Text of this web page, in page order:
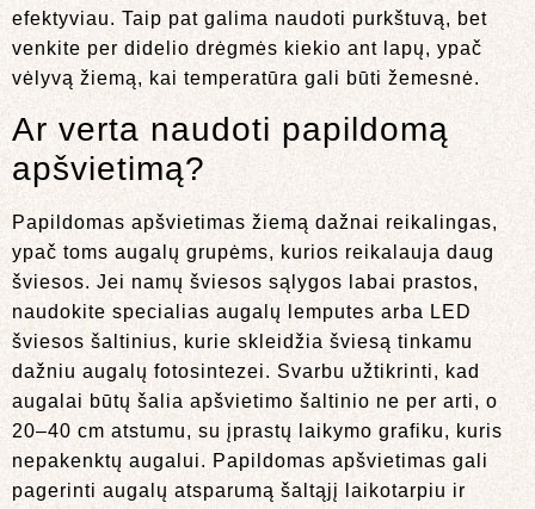
efektyviau. Taip pat galima naudoti purkštuvą, bet
venkite per didelio drėgmės kiekio ant lapų, ypač
vėlyvą žiemą, kai temperatūra gali būti žemesnė.
Ar verta naudoti papildomą
apšvietimą?
Papildomas apšvietimas žiemą dažnai reikalingas,
ypač toms augalų grupėms, kurios reikalauja daug
šviesos. Jei namų šviesos sąlygos labai prastos,
naudokite specialias augalų lemputes arba LED
šviesos šaltinius, kurie skleidžia šviesą tinkamu
dažniu augalų fotosintezei. Svarbu užtikrinti, kad
augalai būtų šalia apšvietimo šaltinio ne per arti, o
20–40 cm atstumu, su įprastų laikymo grafiku, kuris
nepakenktų augalui. Papildomas apšvietimas gali
pagerinti augalų atsparumą šaltąjį laikotarpiu ir